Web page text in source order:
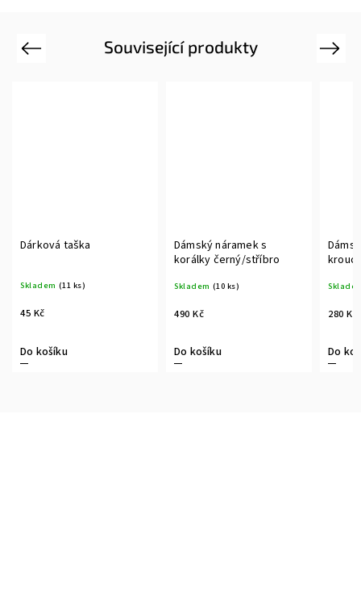
Související produkty
Previous
Dárková taška
Skladem (11 ks)
45 Kč
Do košíku
Dámský náramek s
korálky černý/stříbro
Skladem (10 ks)
490 Kč
Do košíku
280 Kč
Do
Next